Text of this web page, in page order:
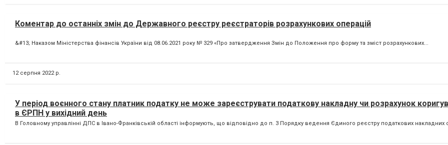
Коментар до останніх змін до Державного реєстру реєстраторів розрахункових операцій
&#13; Наказом Міністерства фінансів України від 08.06.2021 року № 329 «Про затвердження Змін до Положення про форму та зміст розрахункових...
12 серпня 2022 р.
У період воєнного стану платник податку не може зареєструвати податкову накладну чи розрахунок
в ЄРПН у вихідний день
В Головному управлінні ДПС в Івано-Франківській області інформують, що відповідно до п. 3 Порядку ведення Єдиного реєстру податкових накладних